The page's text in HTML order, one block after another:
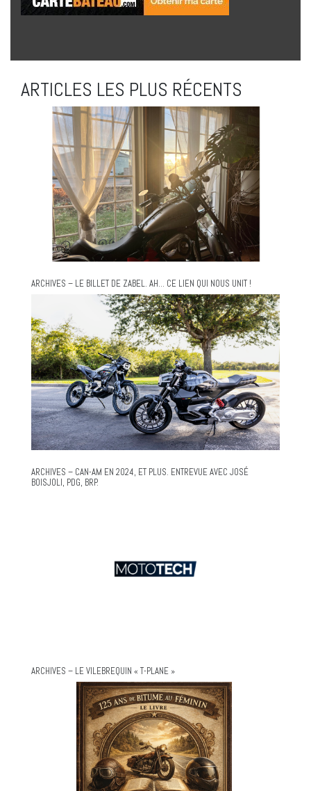
ARTICLES LES PLUS RÉCENTS
ARCHIVES – LE BILLET DE ZABEL. AH… CE LIEN QUI NOUS UNIT !
ARCHIVES – CAN-AM EN 2024, ET PLUS. ENTREVUE AVEC JOSÉ
BOISJOLI, PDG, BRP.
ARCHIVES – LE VILEBREQUIN « T-PLANE »